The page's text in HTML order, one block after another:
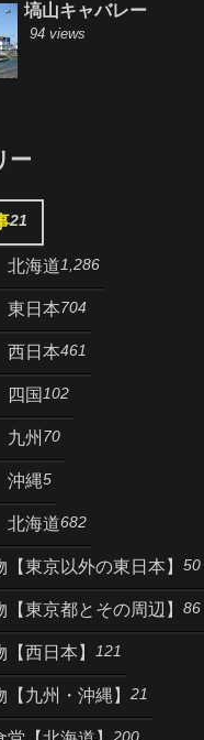
塙山キャバレー
94 views
ー
21
海道1,286
日本704
日本461
国 102
州 70
縄5
海道682
東京以外の東日本】 50
東京都とその周辺】 86
西日本】 121
九州・沖縄】 21
200